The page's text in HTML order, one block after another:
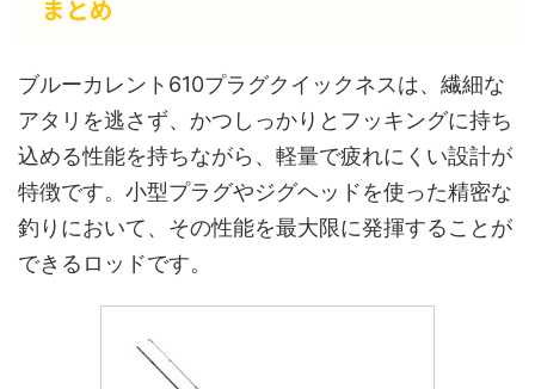
まとめ
ブルーカレント610プラグクイックネスは、繊細な
アタリを逃さず、かつしっかりとフッキングに持ち
込める性能を持ちながら、軽量で疲れにくい設計が
特徴です。小型プラグやジグヘッドを使った精密な
釣りにおいて、その性能を最大限に発揮することが
できるロッドです。